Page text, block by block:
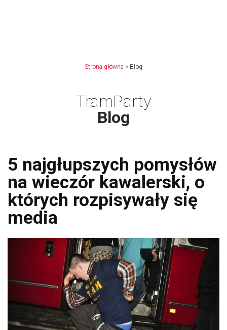
Strona główna » Blog
TramParty
Blog
5 najgłupszych pomysłów
na wieczór kawalerski, o
których rozpisywały się
media